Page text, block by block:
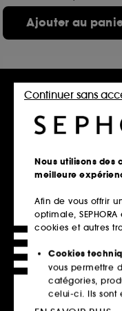
Ajouter au
Abeille Royale
Sérum Huile-en-Eau
876
74,20€
Prix d'origine : 106,00€
247,33€ 100ml
5 contenances disponibles
Ajouter au
Nous utilisons des
meilleure
Afin de vous offrir
optimale,
cookies et autres
Cookies
vous permettre
catégories,
celui-ci. Ils sont
technique du
Continuer sans